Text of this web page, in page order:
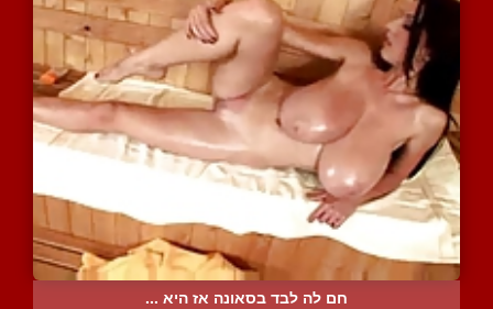
חם לה לבד בסאונה אז היא ...